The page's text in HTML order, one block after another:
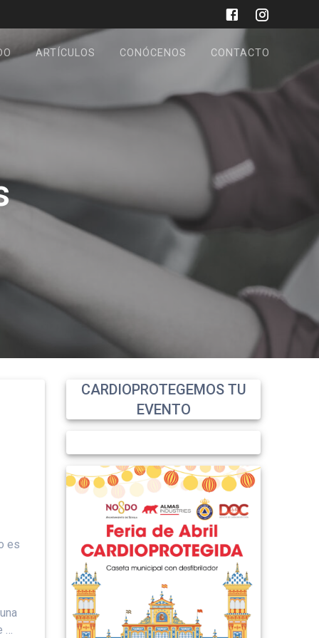
ARTÍCULOS CONÓCENOS CONTACTO
es
CARDIOPROTEGEMOS TU
EVENTO